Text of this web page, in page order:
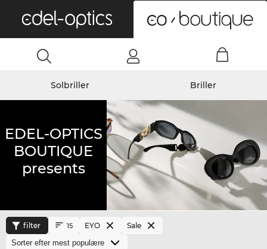
Solbriller Briller
EDEL-OPTICS
BOUTIQUE
presents
filter 15 EYO Sale